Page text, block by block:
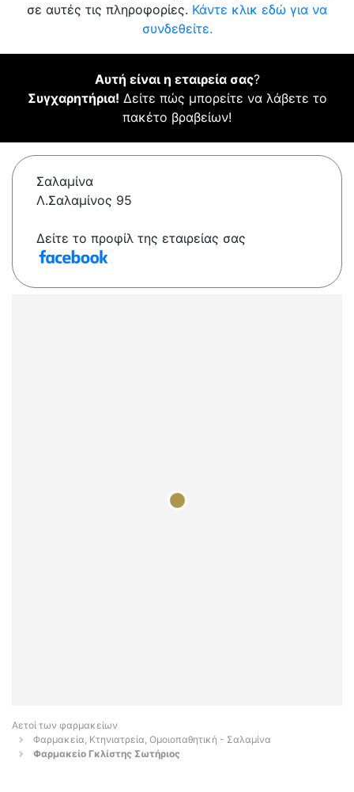
σε αυτές τις πληροφορίες. Κάντε κλικ εδώ για να
συνδεθείτε.
Αυτή είναι η εταιρεία σας?
Συγχαρητήρια! Δείτε πώς μπορείτε να λάβετε το
πακέτο βραβείων!
Σαλαμίνα
Λ.Σαλαμίνος 95
Δείτε το προφίλ της εταιρείας σας
Αετοί των φαρμακείων
Φαρμακεία, Κτηνιατρεία, Ομοιοπαθητική - Σαλαμίνα
Φαρμακείο Γκλίστης Σωτήριος